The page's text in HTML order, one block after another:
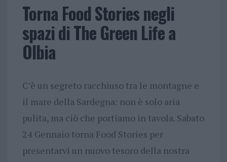
Torna Food Stories negli
spazi di The Green Life a
Olbia
C’è un segreto racchiuso tra le montagne e
il mare della Sardegna: non è solo aria
pulita, ma ciò che portiamo in tavola. Sabato
24 Gennaio torna Food Stories per
presentarvi un nuovo tesoro della nostra